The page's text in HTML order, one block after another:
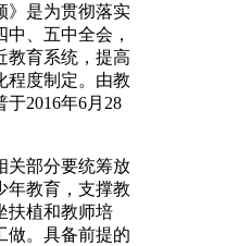
是为贯彻落实
、五中全会，
教育系统，提高
程度制定。由教
2016年6月28
部分要统筹放
年教育，支撑教
扶植和教师培
做。具备前提的